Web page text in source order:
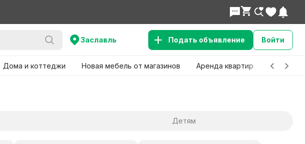
Заславль Подать объявление Войти
Дома и коттеджи Новая мебель от магазинов Аренда квартир Детские
Детям